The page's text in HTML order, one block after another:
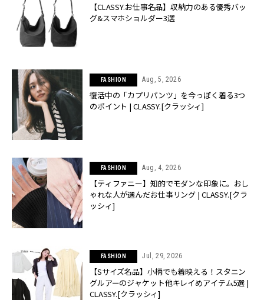
【CLASSY.お仕事名品】収納力のある優秀バッ
グ&スマホショルダー3選
FASHION Aug, 5, 2026
復活中の「カプリパンツ」を今っぽく着る3つ
のポイント | CLASSY.[クラッシィ]
FASHION Aug, 4, 2026
【ティファニー】知的でモダンな印象に。おし
ゃれな人が選んだお仕事リング | CLASSY.[クラ
ッシィ]
FASHION Jul, 29, 2026
【Sサイズ名品】小柄でも着映える！スタニン
グルアーのジャケット他キレイめアイテム5選 |
CLASSY.[クラッシィ]